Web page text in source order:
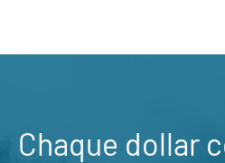
Chaque dollar